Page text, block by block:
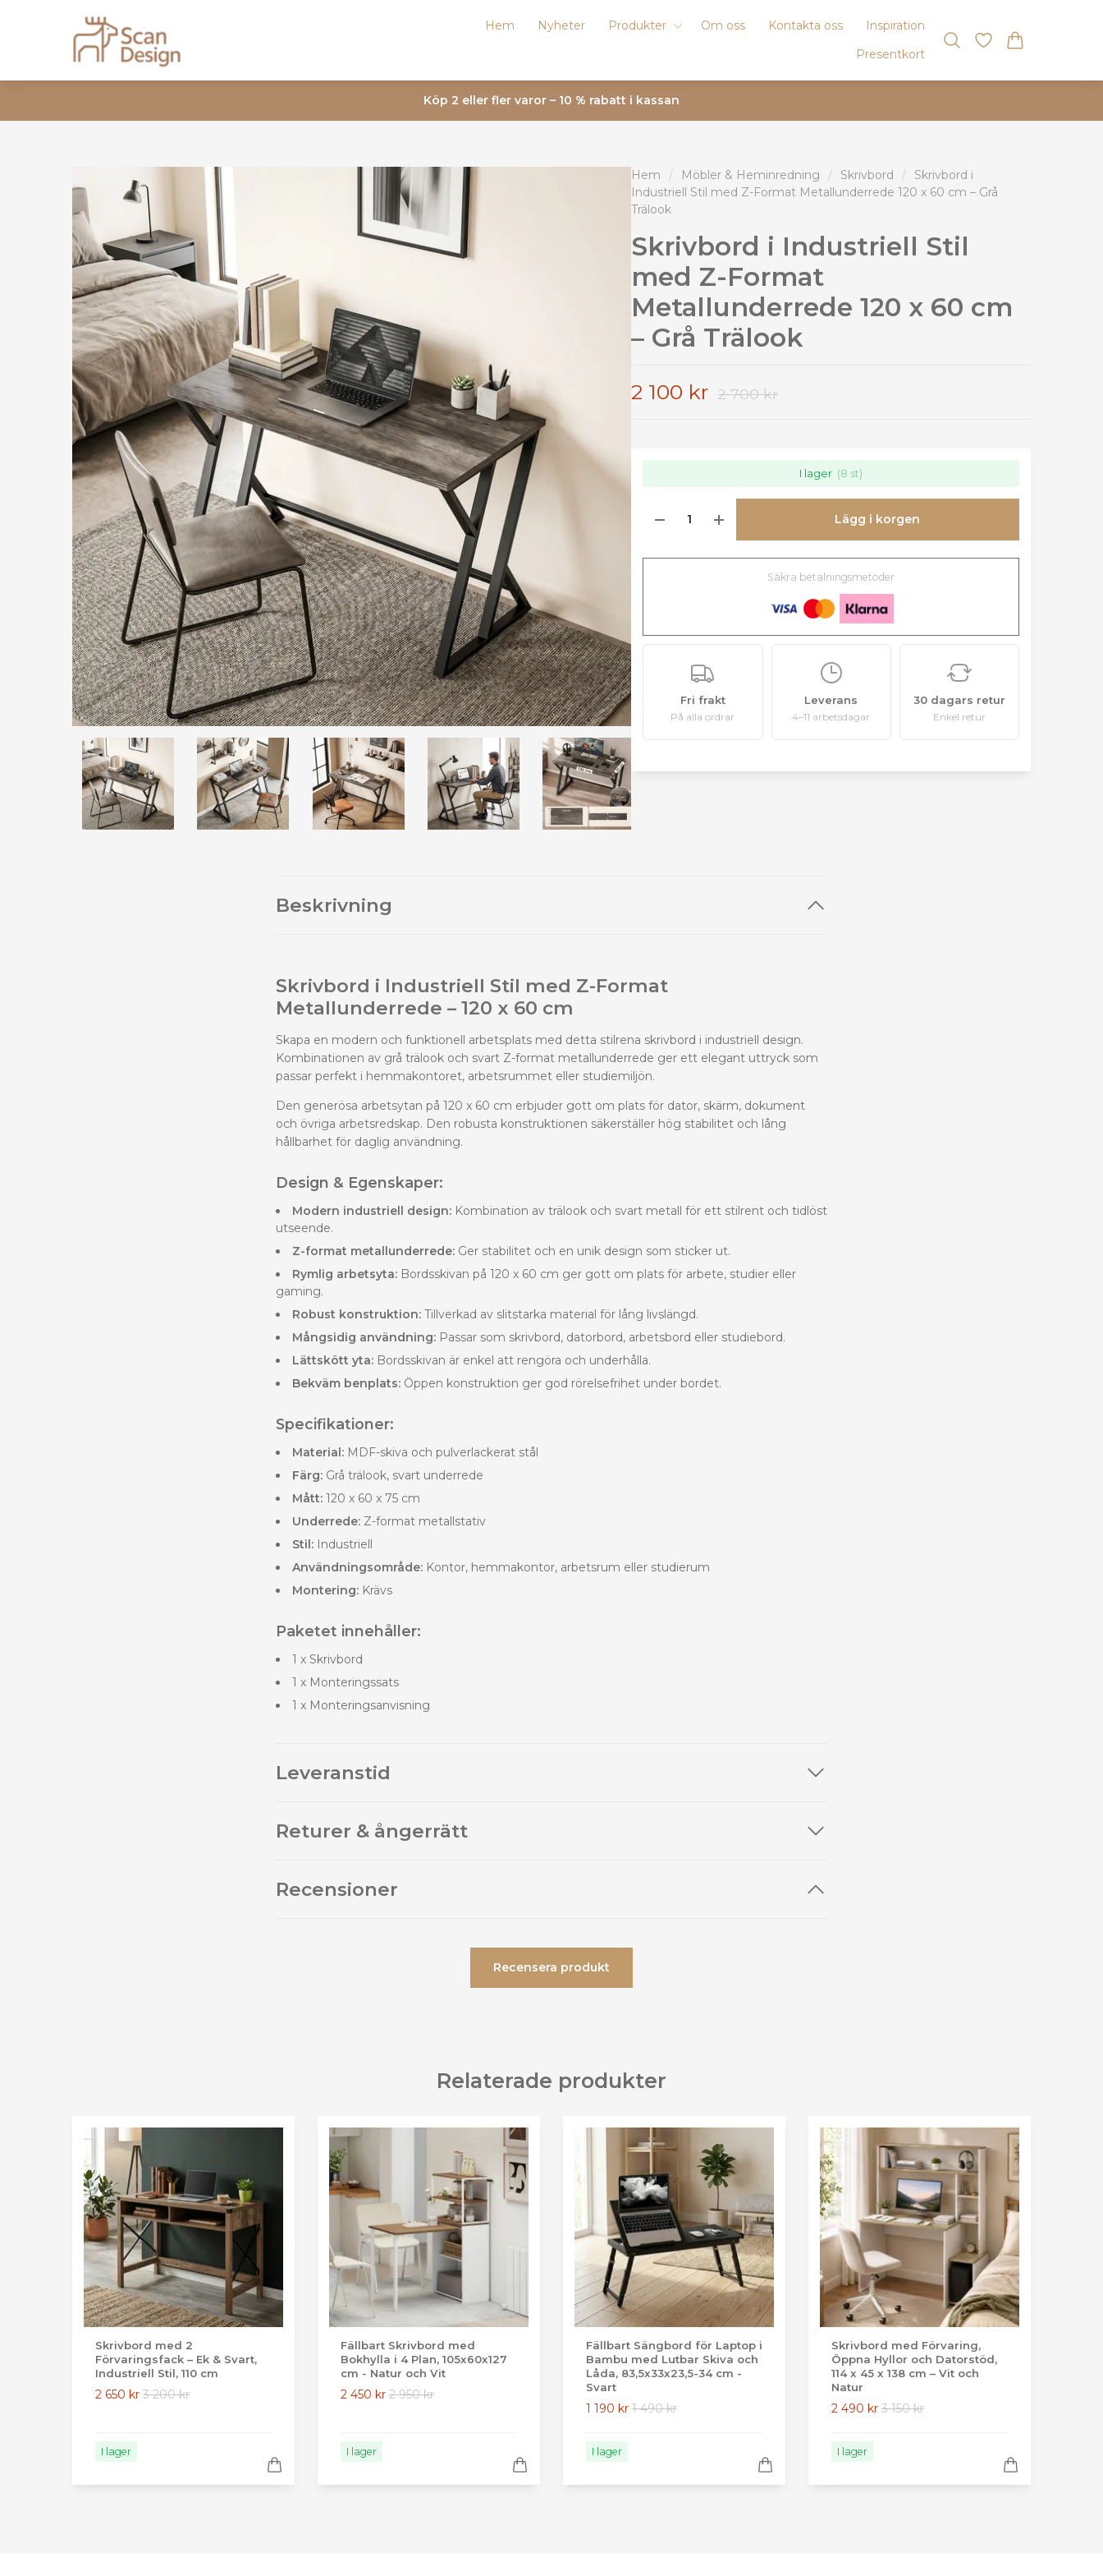
Hem Nyheter Produkter Om oss Kontakta oss
Inspiration
Presentkort
Köp 2 eller fler varor – 10 % rabatt i kassan
Hem / Möbler & Heminredning / Skrivbord /
Skrivbord i
Industriell Stil med Z-Format Metallunderrede 120 x 60 cm – Grå
Trälook
Skrivbord i Industriell Stil
med Z-Format
Metallunderrede 120 x 60 cm
– Grå Trälook
2 100 kr 2 700 kr
I lager (8 st)
Lägg i korgen
Säkra betalningsmetoder
Fri frakt
På alla ordrar
Leverans
4–11 arbetsdagar
30 dagars retur
Enkel retur
Beskrivning
Skrivbord i Industriell Stil med Z-Format
Metallunderrede – 120 x 60 cm
Skapa en modern och funktionell arbetsplats med detta stilrena skrivbord i industriell design.
Kombinationen av grå trälook och svart Z-format metallunderrede ger ett elegant uttryck som
passar perfekt i hemmakontoret, arbetsrummet eller studiemiljön.
Den generösa arbetsytan på 120 x 60 cm erbjuder gott om plats för dator, skärm, dokument
och övriga arbetsredskap. Den robusta konstruktionen säkerställer hög stabilitet och lång
hållbarhet för daglig användning.
Design & Egenskaper:
Modern industriell design: Kombination av trälook och svart metall för ett stilrent och tidlöst
utseende.
Z-format metallunderrede: Ger stabilitet och en unik design som sticker ut.
Rymlig arbetsyta: Bordsskivan på 120 x 60 cm ger gott om plats för arbete, studier eller
gaming.
Robust konstruktion: Tillverkad av slitstarka material för lång livslängd.
Mångsidig användning: Passar som skrivbord, datorbord, arbetsbord eller studiebord.
Lättskött yta: Bordsskivan är enkel att rengöra och underhålla.
Bekväm benplats: Öppen konstruktion ger god rörelsefrihet under bordet.
Specifikationer:
Material: MDF-skiva och pulverlackerat stål
Färg: Grå trälook, svart underrede
Mått: 120 x 60 x 75 cm
Underrede: Z-format metallstativ
Stil: Industriell
Användningsområde: Kontor, hemmakontor, arbetsrum eller studierum
Montering: Krävs
Paketet innehåller:
1 x Skrivbord
1 x Monteringssats
1 x Monteringsanvisning
Leveranstid
Returer & ångerrätt
Recensioner
Recensera produkt
Relaterade produkter
Skrivbord med 2
Förvaringsfack – Ek & Svart,
Industriell Stil, 110 cm
2 650 kr 3 200 kr
I lager
Fällbart Skrivbord med
Bokhylla i 4 Plan, 105x60x127
cm - Natur och Vit
2 450 kr 2 950 kr
I lager
Fällbart Sängbord för Laptop i
Bambu med Lutbar Skiva och
Låda, 83,5x33x23,5-34 cm -
Svart
1 190 kr 1 490 kr
I lager
Skrivbord med Förvaring,
Öppna Hyllor och Datorstöd,
114 x 45 x 138 cm – Vit och
Natur
2 490 kr 3 150 kr
I lager